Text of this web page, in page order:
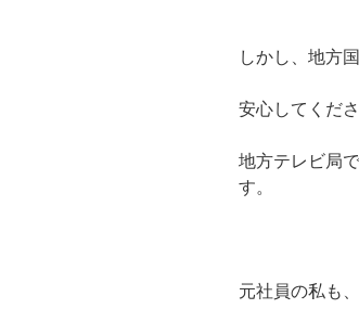
しかし、地方
安心してくださ
地方テレビ局
す。
元社員の私も